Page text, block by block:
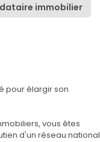
immobilier
pour élargir son
vous êtes
d'un réseau national